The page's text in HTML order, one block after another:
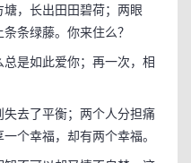
，长出田田碧荷；两眼
条绿藤。你来住么？
是如此爱你；再一次，相
去了平衡；两个人分担痛
个幸福，却有两个幸福。